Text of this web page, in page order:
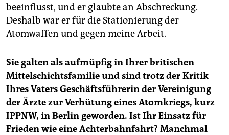
beeinflusst, und er glaubte an Abschreckung.
Deshalb war er für die Stationierung der
Atomwaffen und gegen meine Arbeit.
Sie galten als aufmüpfig in Ihrer britischen
Mittelschichtsfamilie und sind trotz der Kritik
Ihres Vaters Geschäftsführerin der Vereinigung
der Ärzte zur Verhütung eines Atomkriegs, kurz
IPPNW, in Berlin geworden. Ist Ihr Einsatz für
Frieden wie eine Achterbahnfahrt? Manchmal